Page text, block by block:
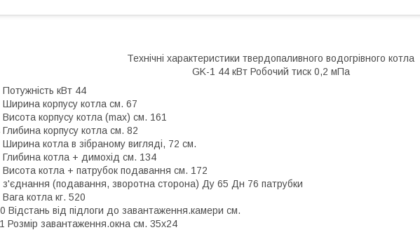
Технічні характеристики твердопаливного водогрівного котла
GK-1 44 кВт Робочий тиск 0,2 мПа
Потужність кВт 44
Ширина корпусу котла см. 67
Висота корпусу котла (max) см. 161
Глибина корпусу котла см. 82
Ширина котла в зібраному вигляді, 72 см.
Глибина котла + димохід см. 134
Висота котла + патрубок подавання см. 172
з'єднання (подавання, зворотна сторона) Ду 65 Дн 76 патрубки
Вага котла кг. 520
Відстань від підлоги до завантаження.камери см.
Розмір завантаження.окна см. 35х24